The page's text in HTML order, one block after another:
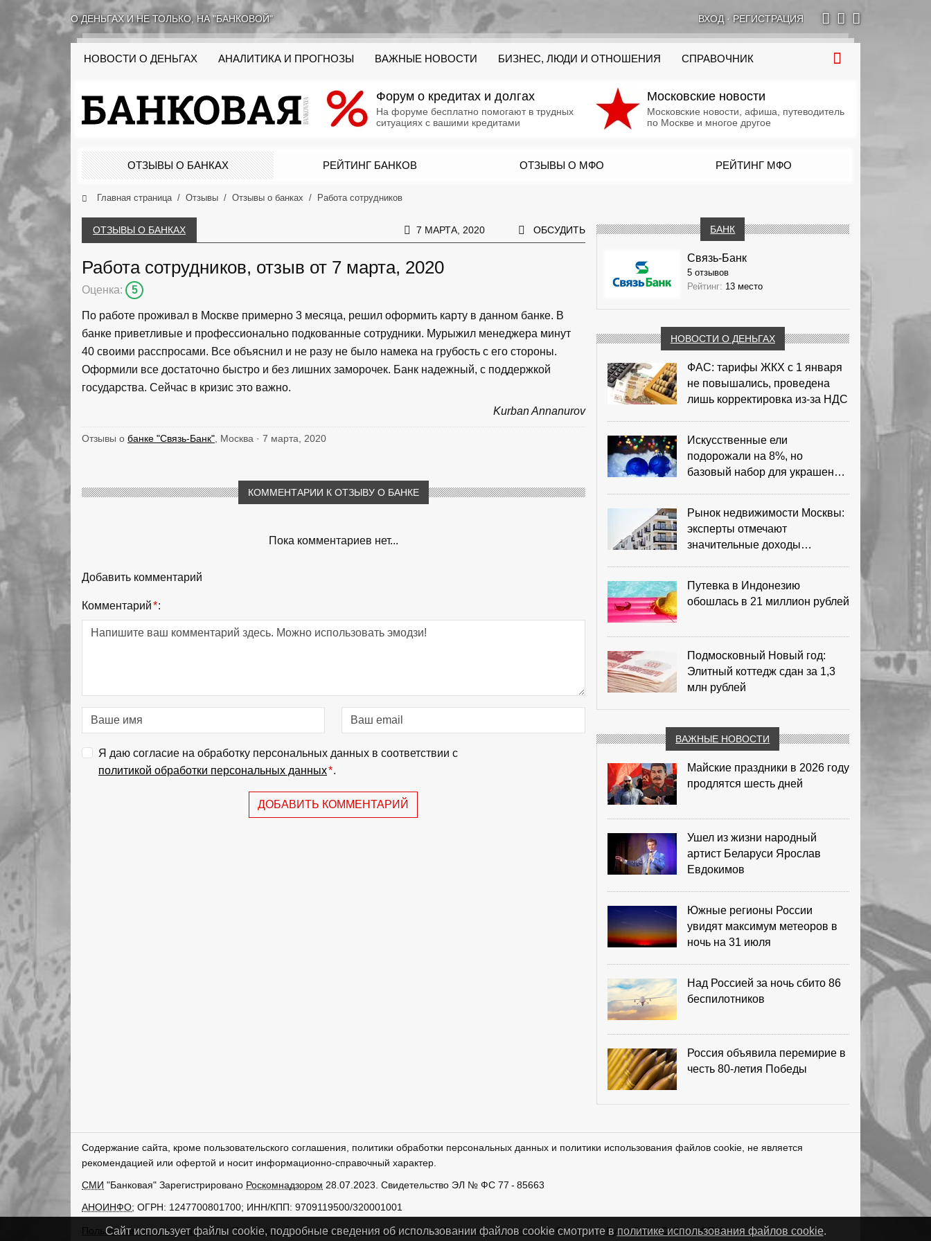
О ДЕНЬГАХ И НЕ ТОЛЬКО, НА "БАНКОВОЙ" ВХОД· РЕГИСТРАЦИЯ
НОВОСТИ О ДЕНЬГАХ АНАЛИТИКА И ПРОГНОЗЫ ВАЖНЫЕ НОВОСТИ БИЗНЕС, ЛЮДИ И ОТНОШЕНИЯ СПРАВОЧНИК
Форум о кредитах и долгах
На форуме бесплатно помогают в трудных
ситуациях с вашими кредитами
Московские новости
Московские новости, афиша, путеводитель
по Москве и многое другое
ОТЗЫВЫ О БАНКАХ РЕЙТИНГ БАНКОВ ОТЗЫВЫ О МФО РЕЙТИНГ МФО
Главная страница Отзывы Отзывы о банках Работа сотрудников
ОТЗЫВЫ О БАНКАХ 7 МАРТА, 2020 ОБСУДИТЬ
Работа сотрудников, отзыв от 7 марта, 2020
Оценка: 5
По работе проживал в Москве примерно 3 месяца, решил оформить карту в данном банке. В
банке приветливые и профессионально подкованные сотрудники. Мурыжил менеджера минут
40 своими расспросами. Все объяснил и не разу не было намека на грубость с его стороны.
Оформили все достаточно быстро и без лишних заморочек. Банк надежный, с поддержкой
государства. Сейчас в кризис это важно.
Kurban Annanurov
Отзывы о банке "Связь-Банк" , Москва · 7 марта, 2020
КОММЕНТАРИИ К ОТЗЫВУ О БАНКЕ
Пока комментариев нет...
Добавить комментарий
Комментарий*:
Я даю согласие на обработку персональных данных в соответствии с
политикой обработки персональных данных*.
ДОБАВИТЬ КОММЕНТАРИЙ
БАНК
Связь-Банк
5 отзывов
Рейтинг: 13 место
НОВОСТИ О ДЕНЬГАХ
ФАС: тарифы ЖКХ с 1 января
не повышались, проведена
лишь корректировка из‑за НДС
Искусственные ели
подорожали на 8%, но
базовый набор для украшения
Рынок недвижимости Москвы:
эксперты отмечают
значительные доходы
Путевка в Индонезию
обошлась в 21 миллион рублей
Подмосковный Новый год:
Элитный коттедж сдан за 1,3
млн рублей
ВАЖНЫЕ НОВОСТИ
Майские праздники в 2026 году
продлятся шесть дней
Ушел из жизни народный
артист Беларуси Ярослав
Евдокимов
Южные регионы России
увидят максимум метеоров в
ночь на 31 июля
Над Россией за ночь сбито 86
беспилотников
Россия объявила перемирие в
честь 80-летия Победы
Содержание сайта, кроме пользовательского соглашения, политики обработки персональных данных и политики использования файлов cookie, не является
рекомендацией или офертой и носит информационно-справочный характер.
СМИ "Банковая" Зарегистрировано Роскомнадзором 28.07.2023. Свидетельство ЭЛ № ФС 77 - 85663
АНОИНФО; ОГРН: 1247700801700; ИНН/КПП: 9709119500/320001001
Пользовательское соглашение Политика обработки персональных данных Использование cookies Сделано вРунетЛаб – Сайты и CRM
Сайт использует файлы cookie, подробные сведения об использовании файлов cookie смотрите вполитике использования файлов cookie.